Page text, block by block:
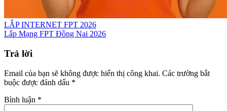
LẮP INTERNET FPT 2026
Lắp Mạng FPT Đồng Nai 2026
Trả lời
Email của bạn sẽ không được hiển thị công khai. Các trường bắt
buộc được đánh dấu *
Bình luận *